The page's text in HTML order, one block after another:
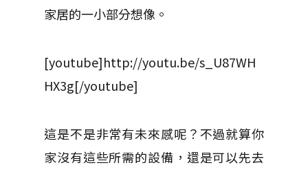
家居的一小部分想像。
[youtube]http://youtu.be/s_U87WH
HX3g[/youtube]
這是不是非常有未來感呢？不過就算你
家沒有這些所需的設備，還是可以先去